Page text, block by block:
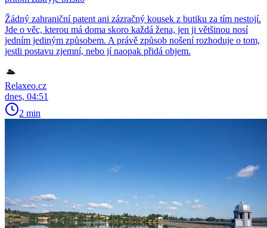
Žádný zahraniční patent ani zázračný kousek z butiku za tím nestojí.
Jde o věc, kterou má doma skoro každá žena, jen ji většinou nosí
jedním jediným způsobem. A právě způsob nošení rozhoduje o tom,
jestli postavu zjemní, nebo jí naopak přidá objem.
Relaxeo.cz
dnes, 04:51
2 min